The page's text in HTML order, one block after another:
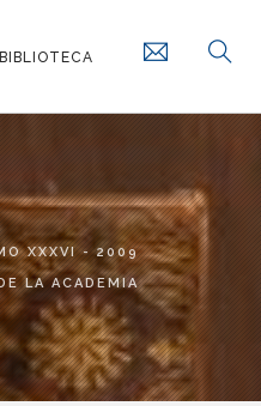
BIBLIOTECA
XXXVI - 2009
LA ACADEMIA